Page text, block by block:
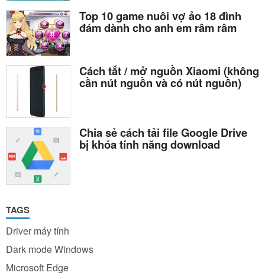
Top 10 game nuôi vợ ảo 18 đình
đám dành cho anh em râm râm
Cách tắt / mở nguồn Xiaomi (không
cần nút nguồn và có nút nguồn)
Chia sẻ cách tải file Google Drive
bị khóa tính năng download
TAGS
Driver máy tính
Dark mode Windows
Microsoft Edge